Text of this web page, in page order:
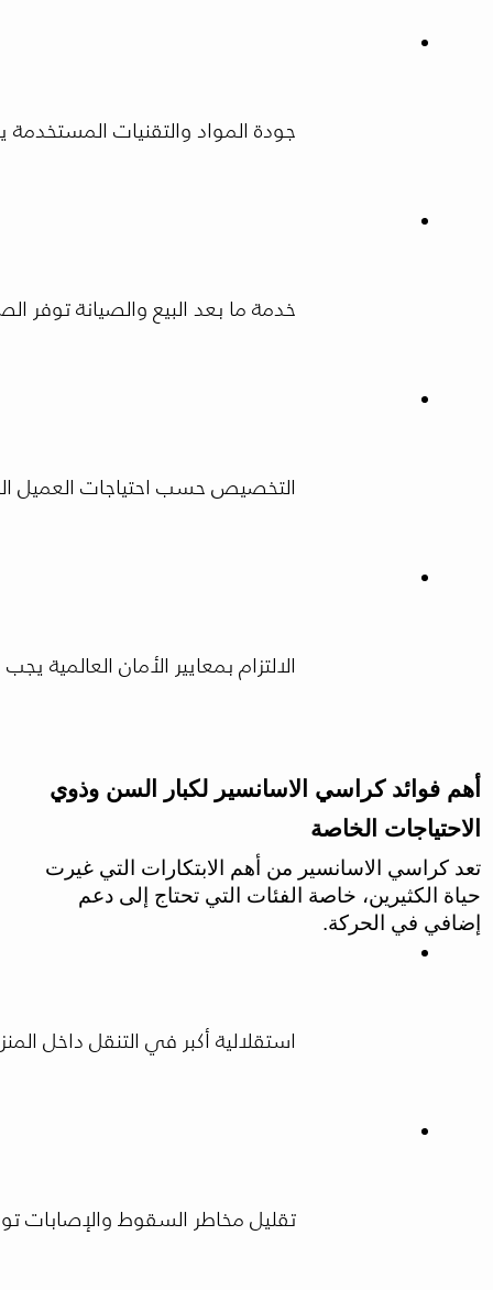
جودة المواد والتقنيات
خدمة ما بعد البيع والصيانة توفر
التخصيص حسب احتياجات العميل
الالتزام بمعايير الأمان
أهم فوائد كراسي الاسانسير لكبار السن وذوي
الاحتياجات الخاصة
تعد كراسي الاسانسير من أهم الابتكارات التي غيرت
حياة الكثيرين، خاصة الفئات التي تحتاج إلى دعم
إضافي في الحركة.
استقلالية أكبر في التنقل داخل
تقليل مخاطر السقوط والإصابات